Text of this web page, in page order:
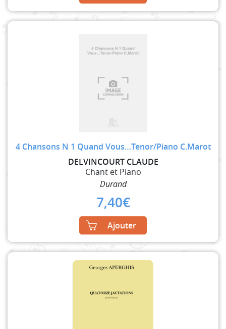
4 Chansons N 1 Quand Vous…Tenor/Piano C.Marot
DELVINCOURT CLAUDE
Chant et Piano
Durand
7,40€
Ajouter